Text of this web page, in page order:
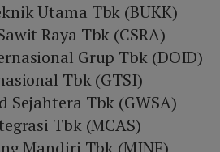
Utama Tbk (BUKK)
Raya Tbk (CSRA)
Grup Tbk (DOID)
Tbk (GTSI)
Sejahtera Tbk (GWSA)
Tbk (MCAS)